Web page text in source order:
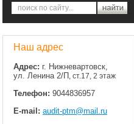
Наш адрес
Адрес: г. Нижневартовск,
ул. Ленина 2/П , ст.17, 2 этаж
Телефон: 9044836957
E-mail: audit-ptm@mail.ru